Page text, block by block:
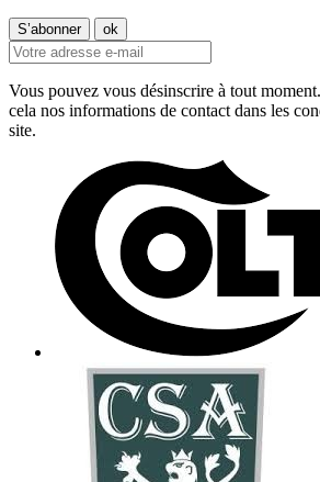
Vous pouvez vous désinscrire à tout
cela nos informations de contact dans les
site.